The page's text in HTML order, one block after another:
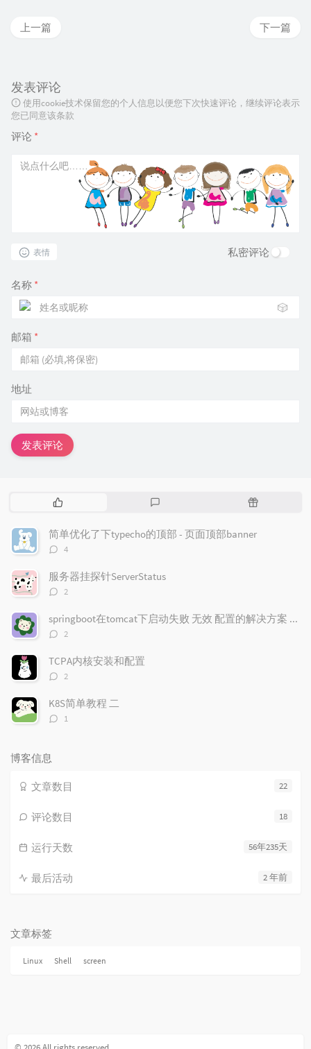
下一篇
上一篇
发表评论
使用cookie技术保留您的个人信息以便您下次快速评论，继续评论表示
您已同意该条款
评论 *
表情 私密评论
名称 *
🎲
邮箱 *
地址
发表评论
热
文
章
评
随
简单优化了下typecho的顶部 - 页面顶部banner
评
数：
4
服务器挂探针ServerStatus
评
数：
2
springboot在tomcat下启动失败 无效 配置的解决方案 无法启动
评
数：
2
TCPA内核安装和配置
评
数：
2
K8S简单教程 二
评1
博客信息
22
文章数目
18
评论数目
56年235天
运行天数
2 年前
最后活动
文章标签
Linux Shell screen